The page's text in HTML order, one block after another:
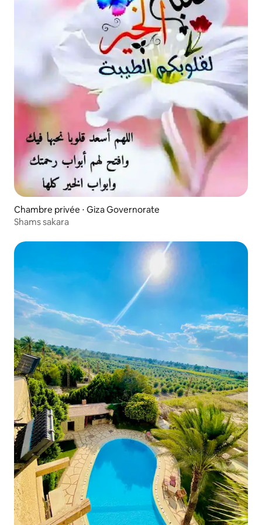
Chambre privée ⋅ Giza Governorate
Shams sakara